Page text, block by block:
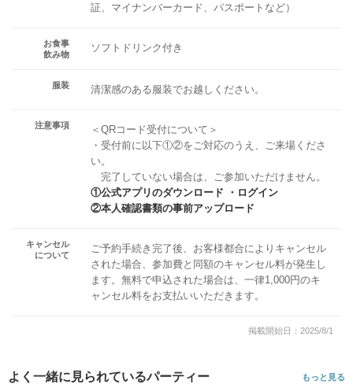
証、マイナンバーカード、パスポートなど）
お食事
飲み物
ソフトドリンク付き
服装 清潔感のある服装でお越しください。
注意事項
＜QRコード受付について＞
・受付前に以下①②をご対応のうえ、ご来場くださ
い。
完了していない場合は、ご参加いただけません。
①公式アプリのダウンロード ・ログイン
②本人確認書類の事前アップロード
キャンセル
について
ご予約手続き完了後、お客様都合によりキャンセル
された場合、参加費と同額のキャンセル料が発生し
ます。無料で申込された場合は、一律1,000円のキ
ャンセル料をお支払いいただきます。
掲載開始日：2025/8/1
よく一緒に見られているパーティー もっと見る